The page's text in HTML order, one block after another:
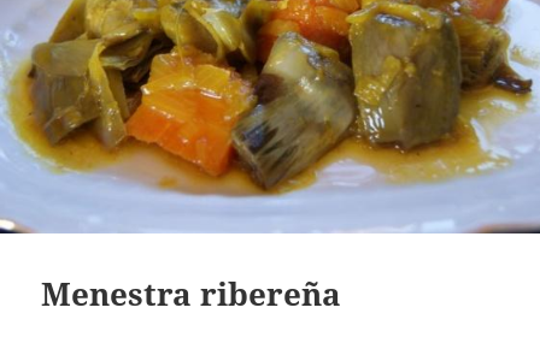
Menestra ribereña